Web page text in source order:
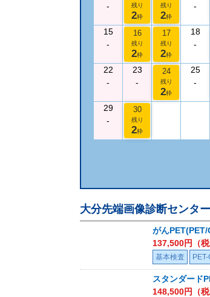
-
残り
2枠
残り
2枠
-
15
-
16
残り
2枠
17
残り
2枠
18
-
22
-
23
-
24
残り
2枠
25
-
29
-
30
残り
2枠
大分先端画像診断センター
がん
137,500円（税
基本検査
スタンダード
148,500円（税